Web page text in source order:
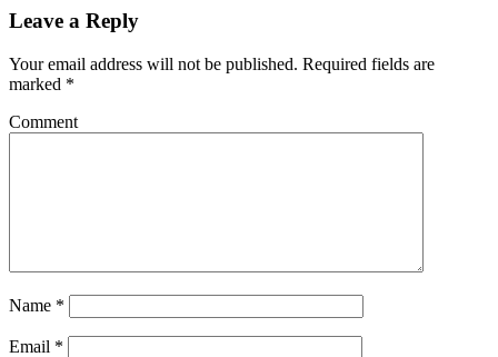
Leave a Reply
Your email address will not be published. Required fields are
marked *
Comment
Name *
Email *